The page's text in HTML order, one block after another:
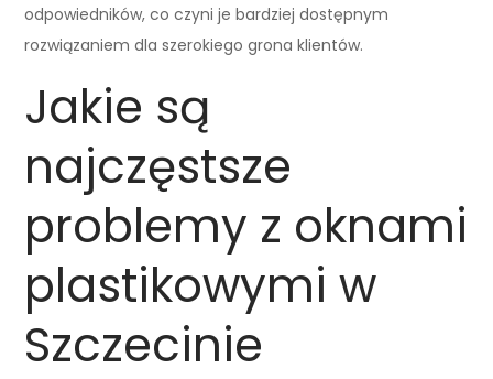
odpowiedników, co czyni je bardziej dostępnym
rozwiązaniem dla szerokiego grona klientów.
Jakie są
najczęstsze
problemy z oknami
plastikowymi w
Szczecinie